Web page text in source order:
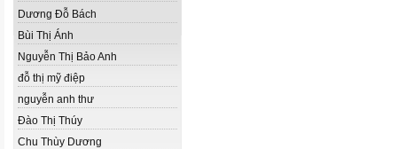
Dương Đỗ Bách
Bùi Thị Ánh
Nguyễn Thị Bảo Anh
đỗ thị mỹ điệp
nguyễn anh thư
Đào Thị Thúy
Chu Thùy Dương